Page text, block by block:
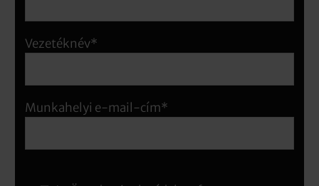
Vezetéknév*
Munkahelyi e-mail-cím*